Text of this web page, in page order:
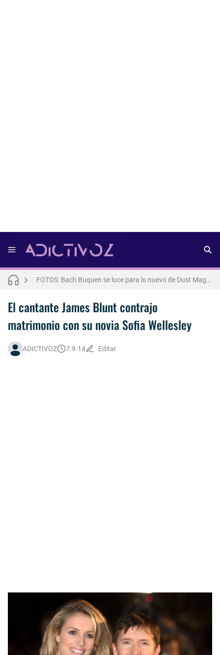
FOTOS: Lo mejor del modelo brasileño Andros
FOTOS: Bach Buquen se luce para lo nuevo de Dust Magazine [2025]
El cantante James Blunt contrajo
matrimonio con su novia Sofia Wellesley
ADICTIVOZ 7.9.14 Editar